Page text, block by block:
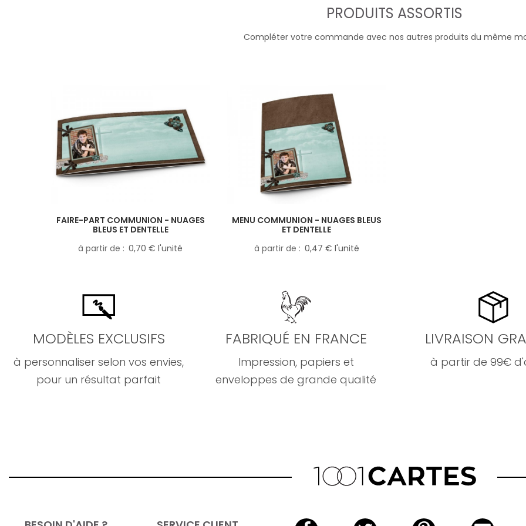
PRODUITS ASSORTIS
Compléter votre commande avec nos autres produits du même
FAIRE-PART COMMUNION - NUAGES
BLEUS ET DENTELLE
à partir de
0,70 € l'unité
MENU COMMUNION - NUAGES BLEUS
ET DENTELLE
à partir de
0,47 € l'unité
MODÈLES EXCLUSIFS
à personnaliser selon vos envies,
pour un résultat parfait
FABRIQUÉ EN FRANCE
Impression, papiers et
enveloppes de grande qualité
LIVRAISON
à partir de 99€